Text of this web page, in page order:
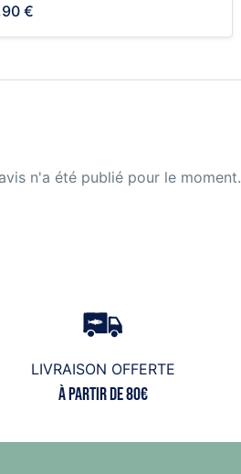
€
n'a été publié pour le moment.
LIVRAISON OFFERTE
à partir de 80€